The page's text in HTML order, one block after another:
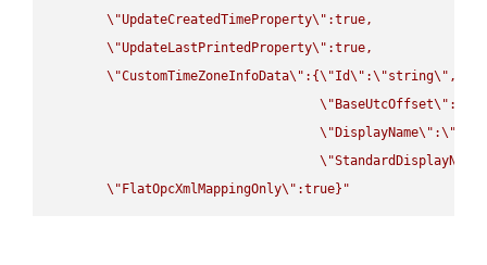
\"UpdateCreatedTimeProperty\" :true,
\"UpdateLastPrintedProperty\" :true,
\"CustomTimeZoneInfoData\" :{\"Id\" :\"string\" ,
\" BaseUtcOffset\" :
\" DisplayName\" :\"
\"StandardDisplayName
\" FlatOpcXmlMappingOnly\" :true}"